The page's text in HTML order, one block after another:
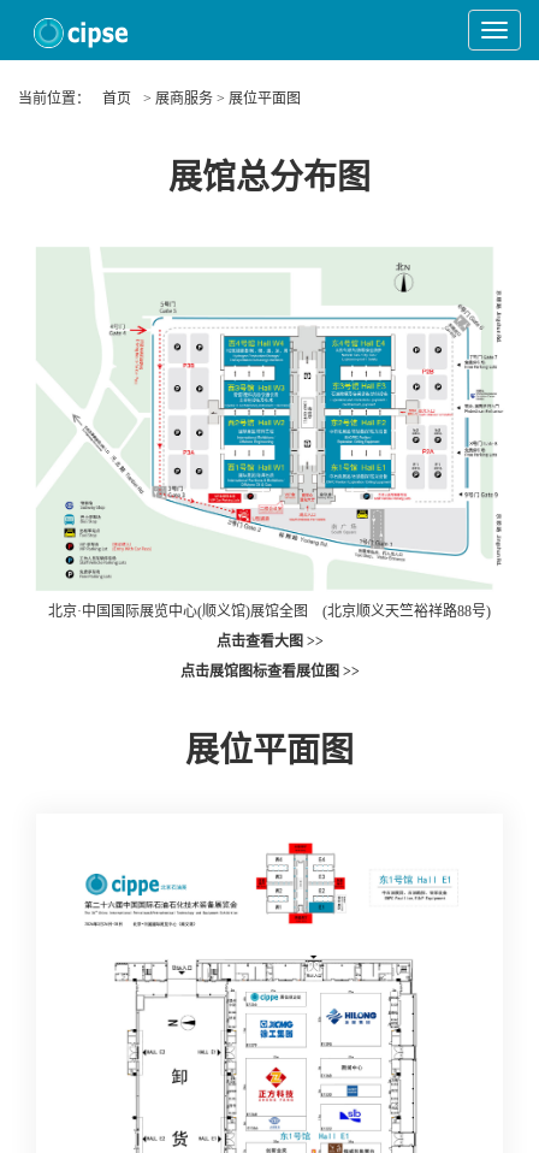
Toggle
当前位置：
首页 > 展商服务 > 展位平面图
展馆总分布图
北京·中国国际展览中心(顺义馆)展馆全图 (北京顺义天竺裕祥路88号)
点击查看大图 >>
点击展馆图标查看展位图 >>
展位平面图